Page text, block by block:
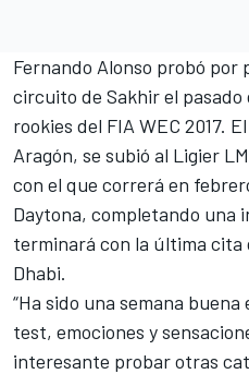
Fernando Alonso probó por
circuito de Sakhirel
rookies del FIA WEC 2017.
Aragón, se subió al Ligier
con el que correrá en
Daytona, completando una
terminará con la última cita
Dhabi.
“Ha sido una semana
test, emociones y
interesante probar otras